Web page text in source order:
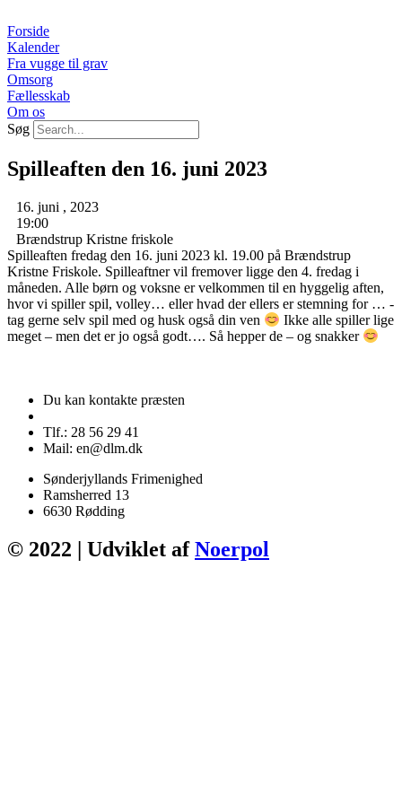
til
indhold
Forside
Kalender
Fra vugge til grav
Omsorg
Fællesskab
Om os
Søg
Spilleaften den 16. juni 2023
16. juni , 2023
19:00
Brændstrup Kristne friskole
Spilleaften fredag den 16. juni 2023 kl. 19.00 på Brændstrup
Kristne Friskole. Spilleaftner vil fremover ligge den 4. fredag i
måneden. Alle børn og voksne er velkommen til en hyggelig aften,
hvor vi spiller spil, volley… eller hvad der ellers er stemning for … -
tag gerne selv spil med og husk også din ven
Ikke alle spiller lige
meget – men det er jo også godt…. Så hepper de – og snakker
Du kan kontakte præsten
Tlf.: 28 56 29 41
Mail: en@dlm.dk
Sønderjyllands Frimenighed
Ramsherred 13
6630 Rødding
© 2022 | Udviklet afNoerpol